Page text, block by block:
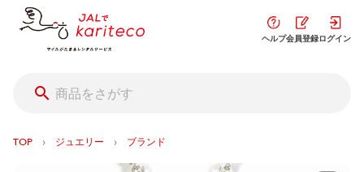
ヘルプ会員登録ログイン
TOP › ジュエリー › ブランド